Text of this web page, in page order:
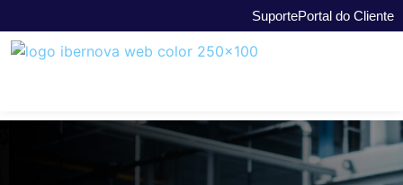
SuportePortal do Cliente